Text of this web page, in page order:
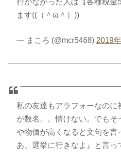
ます((（＾ω＾）))
— まころ (@mcr5468) 2019
私の友達もアラフォーなのに
が数名。。情けない。でもそ
や物価が高くなると文句を言
あ、選挙に行きなよ』と言っ